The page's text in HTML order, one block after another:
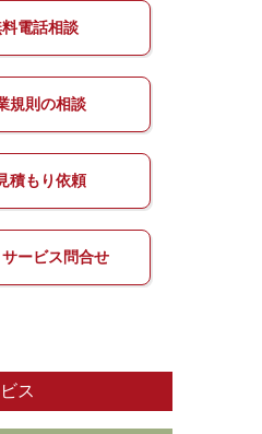
電話相談
規則の相談
積もり依頼
ービス問合せ
ス